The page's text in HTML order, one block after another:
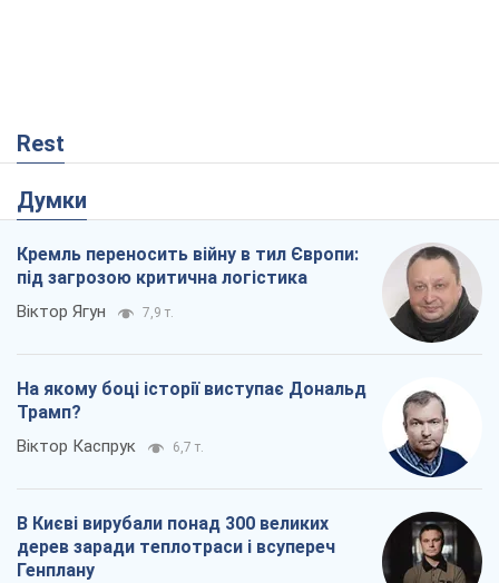
Rest
Думки
Кремль переносить війну в тил Європи:
під загрозою критична логістика
Віктор Ягун 7,9 т.
На якому боці історії виступає Дональд
Трамп?
Віктор Каспрук 6,7 т.
В Києві вирубали понад 300 великих
дерев заради теплотраси і всупереч
Генплану